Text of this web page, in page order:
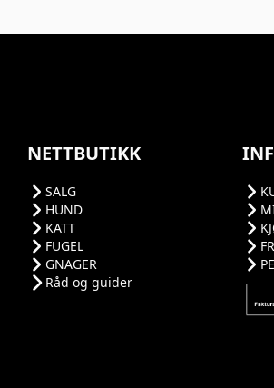
NETTBUTIKK
SALG
HUND
KATT
FUGEL
GNAGER
Råd og guider